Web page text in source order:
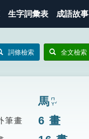
生字詞彙表 成語故事
詞條檢索 全文檢索
馬ㄇㄚˇ
筆畫 6 畫